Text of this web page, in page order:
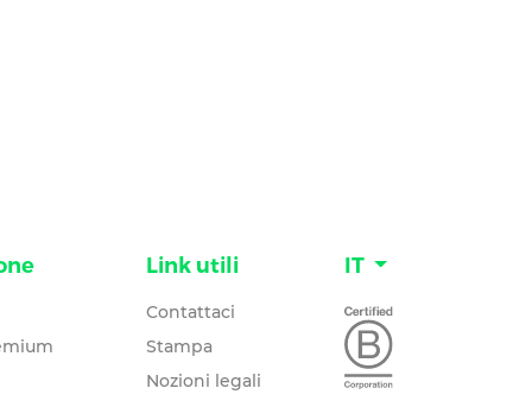
Link utili
Contattaci
Stampa
Nozioni legali
IT